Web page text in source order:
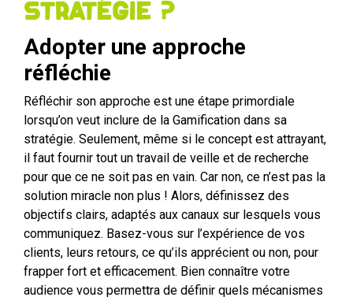
stratégie ?
Adopter une approche
réfléchie
Réfléchir son approche est une étape primordiale
lorsqu’on veut inclure de la Gamification dans sa
stratégie. Seulement, même si le concept est attrayant,
il faut fournir tout un travail de veille et de recherche
pour que ce ne soit pas en vain. Car non, ce n’est pas la
solution miracle non plus ! Alors, définissez des
objectifs clairs, adaptés aux canaux sur lesquels vous
communiquez. Basez-vous sur l’expérience de vos
clients, leurs retours, ce qu’ils apprécient ou non, pour
frapper fort et efficacement. Bien connaître votre
audience vous permettra de définir quels mécanismes